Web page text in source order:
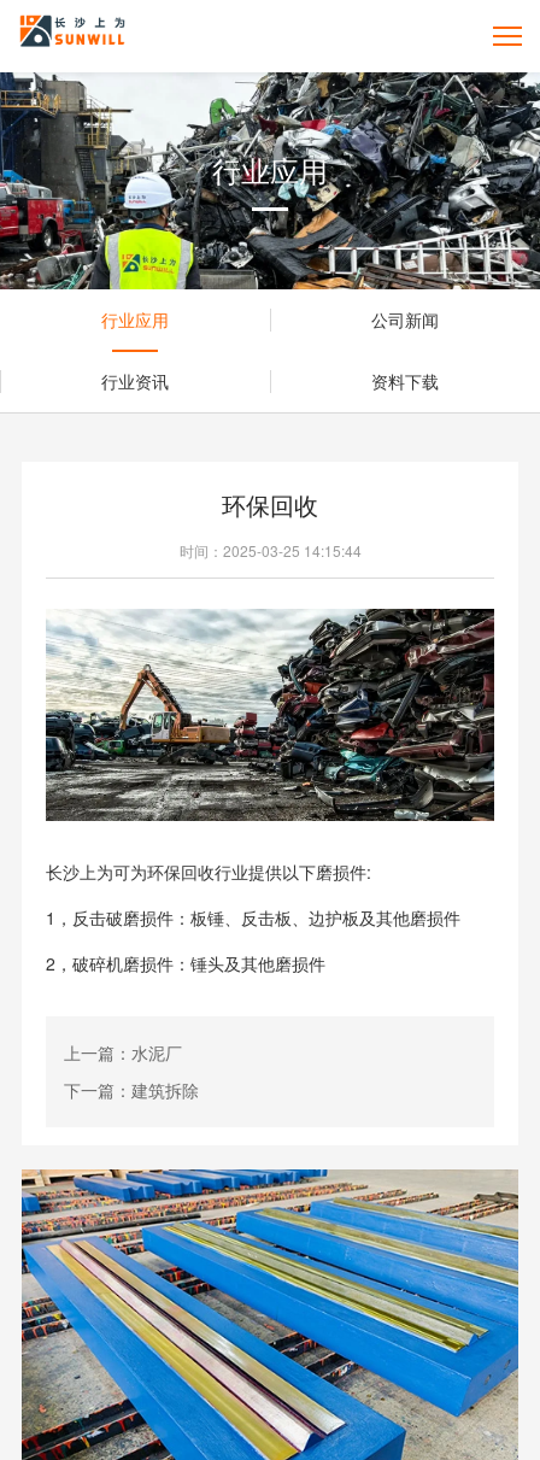
行业应用
行业应用 公司新闻
行业资讯 资料下载
环保回收
时间：2025-03-25 14:15:44
长沙上为可为环保回收行业提供以下磨损件:
1，反击破磨损件：板锤、反击板、边护板及其他磨损件
2，破碎机磨损件：锤头及其他磨损件
上一篇：水泥厂
下一篇：建筑拆除